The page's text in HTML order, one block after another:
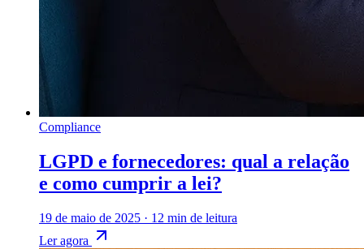
Compliance
LGPD e fornecedores: qual a relação
e como cumprir a lei?
19 de maio de 2025 · 12 min de leitura
Ler agora